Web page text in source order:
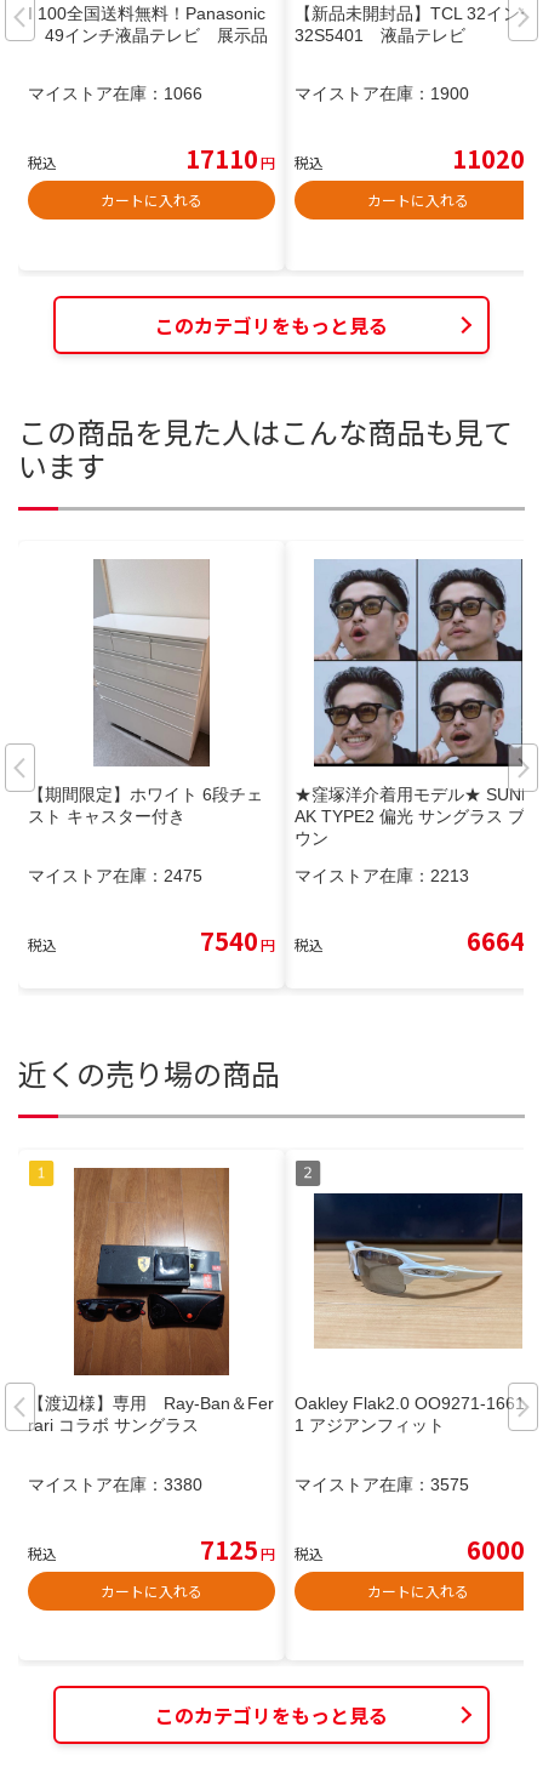
I 100全国送料無料！Panasonic
49インチ液晶テレビ 展示品
マイストア在庫： 1066
税込 17110円
カートに入れる
【新品未開封品】TCL 32インチ
32S5401 液晶テレビ
マイストア在庫： 1900
税込 11020
カートに入れる
このカテゴリをもっと見る
この商品を見た人はこんな商品も見て
います
【期間限定】ホワイト 6段チェ
スト キャスター付き
マイストア在庫： 2475
税込 7540円
★窪塚洋介着用モデル★ SUNK
AK TYPE2 偏光 サングラス ブラ
ウン
マイストア在庫： 2213
税込 6664
近くの売り場の商品
【渡辺様】専用 Ray-Ban＆Fer
rari コラボ サングラス
マイストア在庫： 3380
税込 7125円
カートに入れる
Oakley Flak2.0 OO9271-1661 6
1 アジアンフィット
マイストア在庫： 3575
税込 6000
カートに入れる
このカテゴリをもっと見る